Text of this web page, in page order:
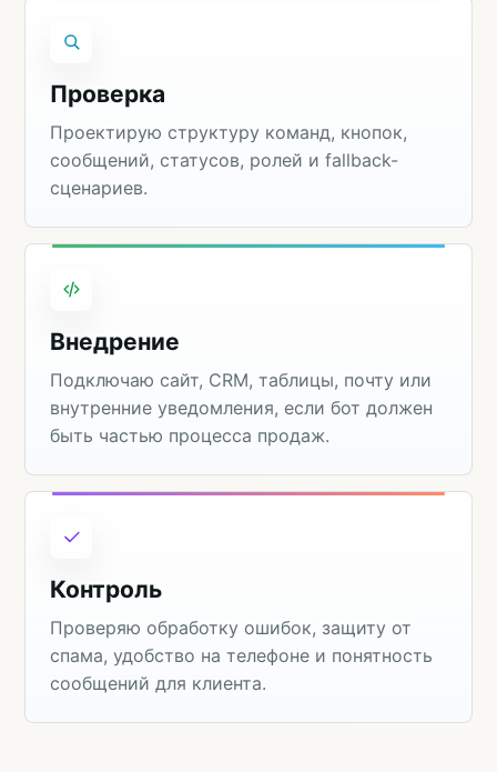
Проверка
Проектирую структуру команд, кнопок,
сообщений, статусов, ролей и fallback-
сценариев.
Внедрение
Подключаю сайт, CRM, таблицы, почту или
внутренние уведомления, если бот должен
быть частью процесса продаж.
Контроль
Проверяю обработку ошибок, защиту от
спама, удобство на телефоне и понятность
сообщений для клиента.